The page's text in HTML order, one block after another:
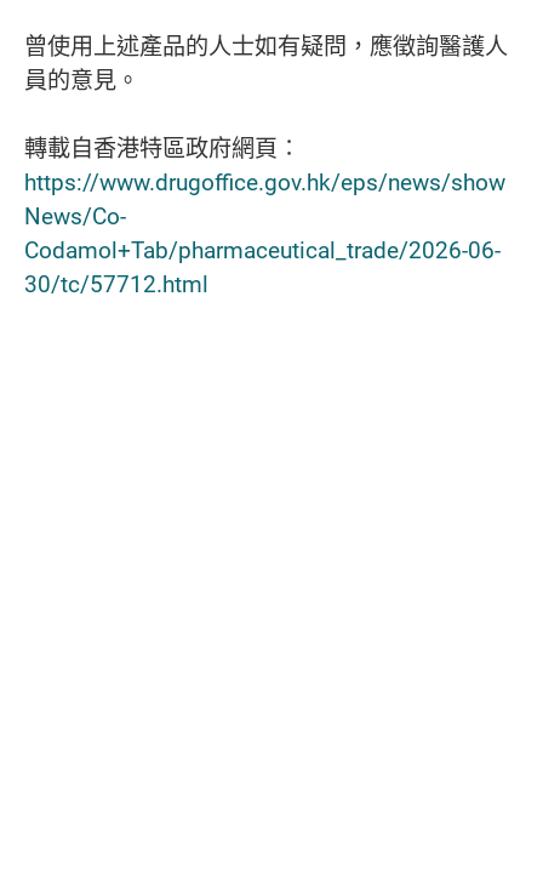
曾使用上述產品的人士如有疑問，應徵詢醫護人
員的意見。
轉載自香港特區政府網頁∶
https://www.drugoffice.gov.hk/eps/news/show
News/Co-
Codamol+Tab/pharmaceutical_trade/2026-06-
30/tc/57712.html